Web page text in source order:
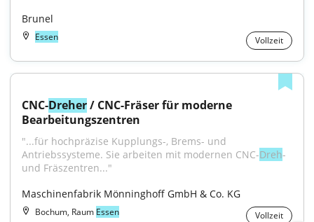
Brunel
Essen Vollzeit
CNC-Dreher / CNC-Fräser für moderne
Bearbeitungszentren
"...für hochpräzise Kupplungs-, Brems- und
Antriebssysteme. Sie arbeiten mit modernen CNC-Dreh-
und Fräszentren..."
Maschinenfabrik Mönninghoff GmbH & Co. KG
Bochum, Raum Essen Vollzeit